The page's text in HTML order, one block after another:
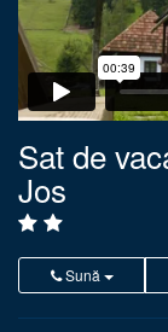
Sat de
Jos
Sună